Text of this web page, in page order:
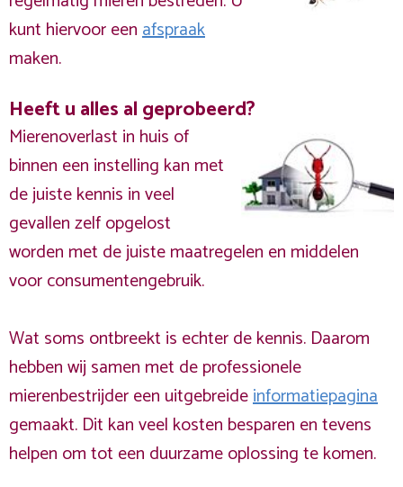
kunt hiervoor eenafspraak
maken.
Heeft u alles al geprobeerd?
Mierenoverlast in huis of
binnen een instelling kan met
de juiste kennis in veel
gevallen zelf opgelost
worden met de juiste maatregelen en middelen
voor consumentengebruik.
Wat soms ontbreekt is echter de kennis. Daarom
hebben wij samen met de professionele
mierenbestrijder een uitgebreideinformatiepagina
gemaakt. Dit kan veel kosten besparen en tevens
helpen om tot een duurzame oplossing te komen.